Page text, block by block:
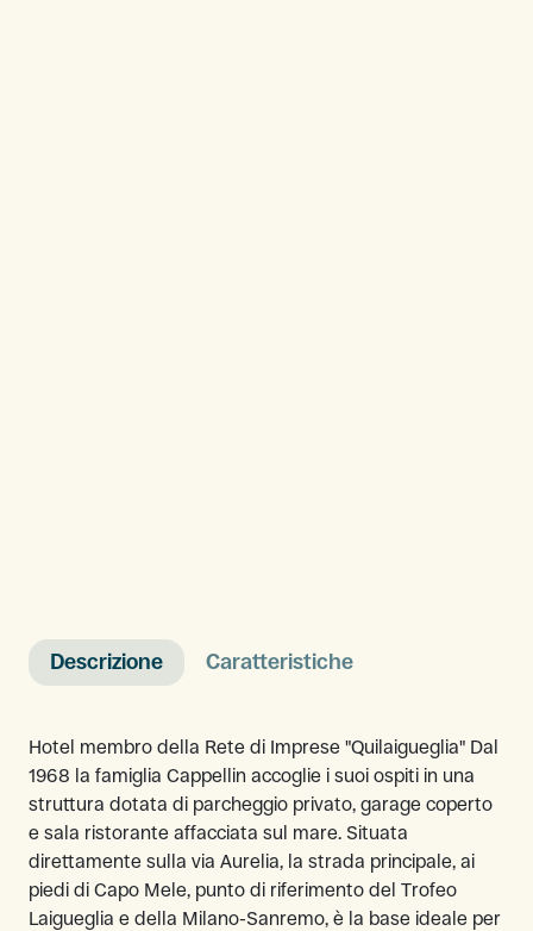
Descrizione Caratteristiche
Hotel membro della Rete di Imprese "Quilaigueglia" Dal
1968 la famiglia Cappellin accoglie i suoi ospiti in una
struttura dotata di parcheggio privato, garage coperto
e sala ristorante affacciata sul mare. Situata
direttamente sulla via Aurelia, la strada principale, ai
piedi di Capo Mele, punto di riferimento del Trofeo
Laigueglia e della Milano-Sanremo, è la base ideale per